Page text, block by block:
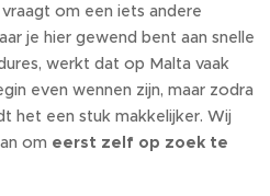
om een iets andere
je hier gewend bent aan snelle
werkt dat op Malta vaak
even wennen zijn, maar zodra
het een stuk makkelijker. Wij
om eerst zelf op zoek te